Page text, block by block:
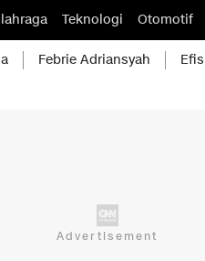
Teknologi Otomotif
Febrie Adriansyah